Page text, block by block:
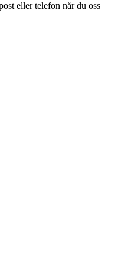
eller telefon når du oss